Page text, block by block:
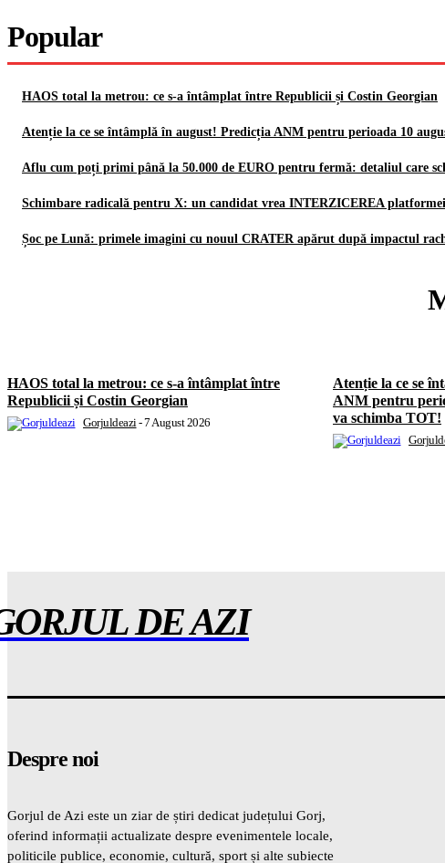
Popular
HAOS total la metrou: ce s-a întâmplat între Republicii și Costin Georgian
Atenție la ce se întâmplă în august! Predicția ANM pentru perioada 10
Aflu cum poți primi până la 50.000 de EURO pentru fermă: detaliul care
Schimbare radicală pentru X: un candidat vrea INTERZICEREA
Șoc pe Lună: primele imagini cu nouul CRATER apărut după impactul
HAOS total la metrou: ce s-a întâmplat între
Republicii și Costin Georgian
Gorjuldeazi -7 August 2026
Atenție la ce se
ANM pentru
va schimba TOT!
DE AZI
Despre noi
Gorjul de Azi este un ziar de știri dedicat județului Gorj,
oferind informații actualizate despre evenimentele locale,
politicile publice, economie, cultură, sport și alte subiecte